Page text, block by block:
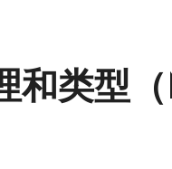
和类型